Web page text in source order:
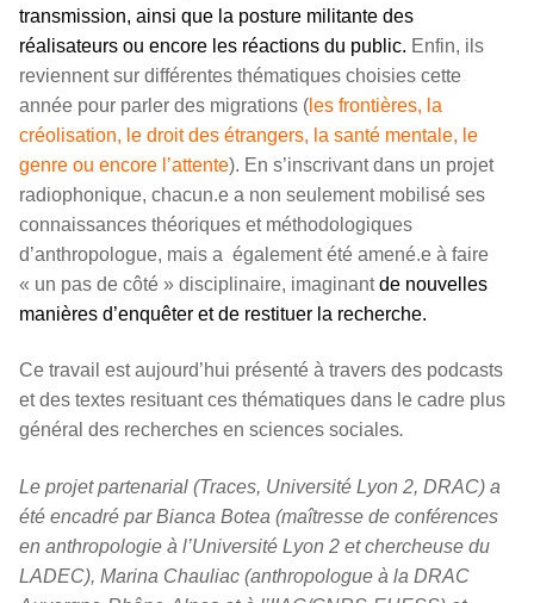
transmission, ainsi que la posture militante des
réalisateurs ou encore les réactions du public. Enfin, ils
reviennent sur différentes thématiques choisies cette
année pour parler des migrations ( les frontières, la
créolisation, le droit des étrangers, la santé mentale, le
genre ou encore l’attente). En s’inscrivant dans un projet
radiophonique, chacun.e a non seulement mobilisé ses
connaissances théoriques et méthodologiques
d’anthropologue, mais a également été amené.e à faire
« un pas de côté » disciplinaire, imaginantde nouvelles
manières d’enquêter et de restituer la recherche.
Ce travail est aujourd’hui présenté à travers des podcasts
et des textes resituant ces thématiques dans le cadre plus
général des recherches en sciences sociales.
Le projet partenarial (Traces, Université Lyon 2, DRAC) a
été encadré par Bianca Botea (maîtresse de conférences
en anthropologie à l’Université Lyon 2 et chercheuse du
LADEC), Marina Chauliac (anthropologue à la DRAC